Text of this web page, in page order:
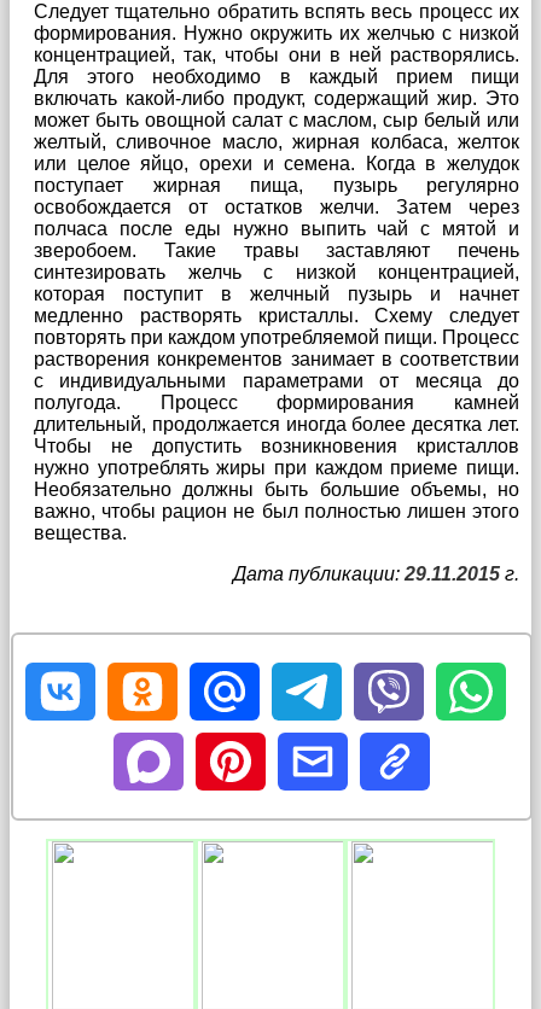
Следует тщательно обратить вспять весь процесс их
формирования. Нужно окружить их желчью с низкой
концентрацией, так, чтобы они в ней растворялись.
Для этого необходимо в каждый прием пищи
включать какой-либо продукт, содержащий жир. Это
может быть овощной салат с маслом, сыр белый или
желтый, сливочное масло, жирная колбаса, желток
или целое яйцо, орехи и семена. Когда в желудок
поступает жирная пища, пузырь регулярно
освобождается от остатков желчи. Затем через
полчаса после еды нужно выпить чай с мятой и
зверобоем. Такие травы заставляют печень
синтезировать желчь с низкой концентрацией,
которая поступит в желчный пузырь и начнет
медленно растворять кристаллы. Схему следует
повторять при каждом употребляемой пищи. Процесс
растворения конкрементов занимает в соответствии
с индивидуальными параметрами от месяца до
полугода. Процесс формирования камней
длительный, продолжается иногда более десятка лет.
Чтобы не допустить возникновения кристаллов
нужно употреблять жиры при каждом приеме пищи.
Необязательно должны быть большие объемы, но
важно, чтобы рацион не был полностью лишен этого
вещества.
Дата публикации: 29.11.2015 г.